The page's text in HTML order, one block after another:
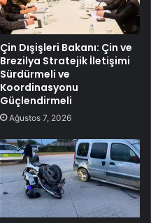
Çin Dışişleri Bakanı: Çin ve
Brezilya Stratejik İletişimi
Sürdürmeli ve
Koordinasyonu
Güçlendirmeli
Ağustos 7, 2026